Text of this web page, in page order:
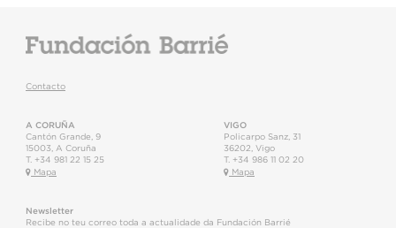
Contacto
A CORUÑA
Cantón Grande, 9
15003
A Coruña
T. +34 981 22 15 25
Mapa
VIGO
Policarpo Sanz, 31
36202 Vigo
T. +34 986 11 02 20
Mapa
Newsletter
Recibe no teu correo toda a actualidade da Fundación Barrié